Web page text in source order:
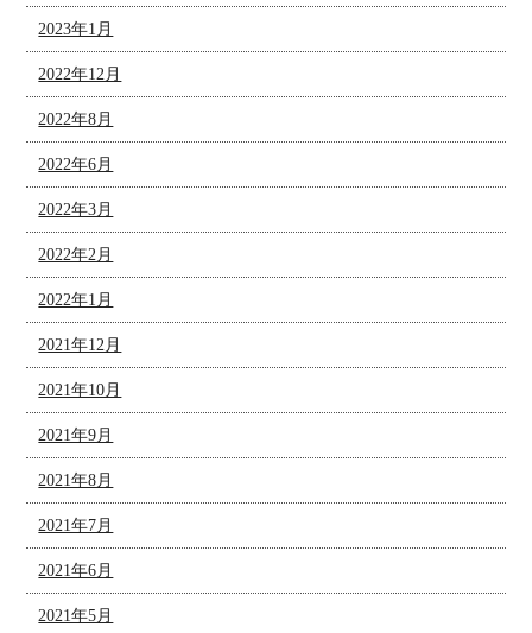
2023年1月
2022年12月
2022年8月
2022年6月
2022年3月
2022年2月
2022年1月
2021年12月
2021年10月
2021年9月
2021年8月
2021年7月
2021年6月
2021年5月